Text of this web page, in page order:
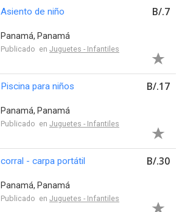
Asiento de niño
Panamá, Panamá
Publicado en Juguetes - Infantiles
B/.7
Piscina para niños
Panamá, Panamá
Publicado en Juguetes - Infantiles
B/.17
corral - carpa portátil
Panamá, Panamá
Publicado en Juguetes - Infantiles
B/.30